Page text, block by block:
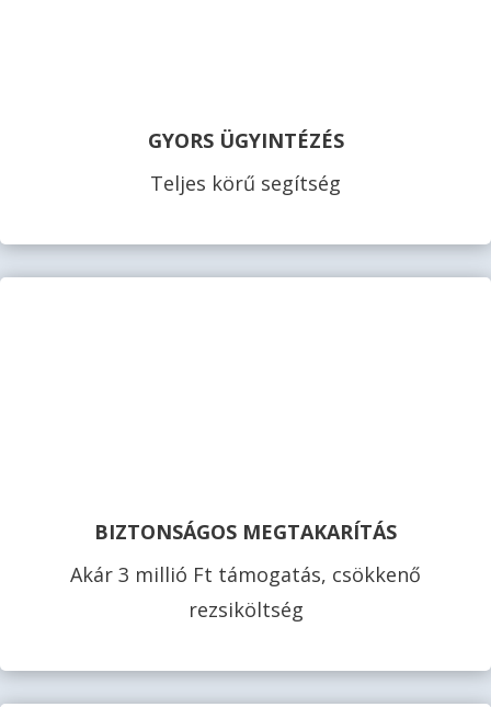
GYORS ÜGYINTÉZÉS
Teljes körű segítség
BIZTONSÁGOS MEGTAKARÍTÁS
Akár 3 millió Ft támogatás, csökkenő
rezsiköltség